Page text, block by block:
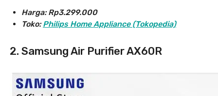
Harga: Rp3.299.000
Toko:Philips Home Appliance (Tokopedia)
2. Samsung Air Purifier AX60R